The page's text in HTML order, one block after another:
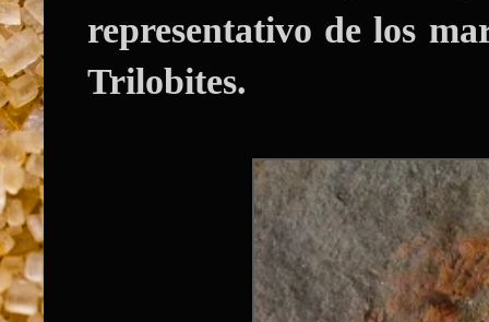
representativo de los
Trilobites.